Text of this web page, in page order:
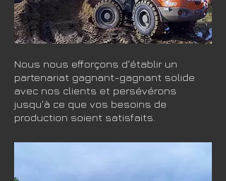
Nous nous efforçons d'établir un
partenariat gagnant-gagnant solide
avec nos clients et persévérons
jusqu'à ce que vos besoins de
production soient satisfaits.